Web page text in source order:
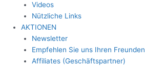
Videos
Nützliche Links
AKTIONEN
Newsletter
Empfehlen Sie uns Ihren Freunden
Affiliates (Geschäftspartner)